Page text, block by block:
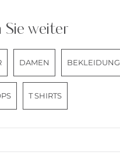
weiter
DAMEN BEKLEIDUNG
T SHIRTS